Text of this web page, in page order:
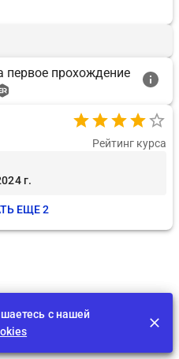
первое прохождение
Рейтинг курса
г.
ЕЩЕ 2
с нашей